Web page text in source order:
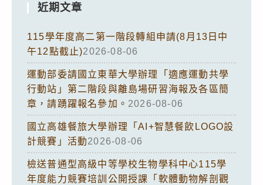
近期文章
115學年度高二第一階段轉組申請(8月13日中
午12點截止)2026-08-06
運動部委請國立東華大學辦理「適應運動共學
行動站」第二階段與離島場研習海報及各區簡
章，請踴躍報名參加。 2026-08-06
國立高雄餐旅大學辦理「AI+智慧餐飲LOGO設
計競賽」活動2026-08-06
檢送普通型高級中等學校生物學科中心115學
年度能力競賽培訓公開授課「軟體動物解剖觀